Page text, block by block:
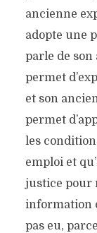
ancienne
adopte une
parle de son
permet
et son
permet
les
emploi et
justice pour
information
pas eu,